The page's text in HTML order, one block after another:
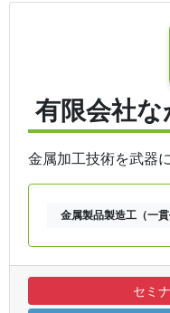
有限会社な
金属加工技術を武器
金属製品製造工（一貫
セミ